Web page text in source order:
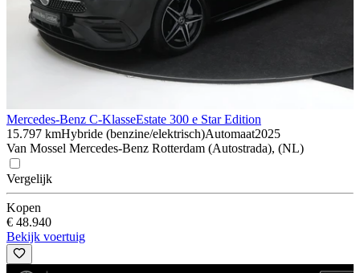
Mercedes-Benz C-KlasseEstate 300 e Star Edition
15.797 kmHybride (benzine/elektrisch)Automaat2025
Van Mossel Mercedes-Benz Rotterdam (Autostrada), (NL)
Vergelijk
Kopen
€ 48.940
Bekijk voertuig